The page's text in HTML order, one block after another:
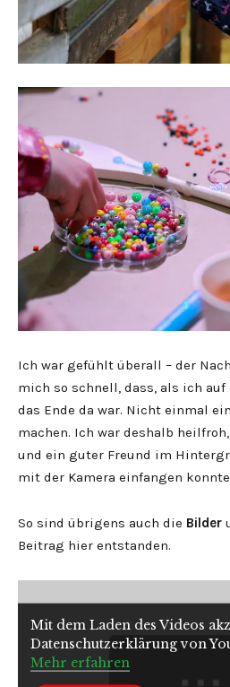
Ich war gefühlt überall – der
mich so schnell, dass, als ich auf
das Ende da war. Nicht einmal
machen. Ich war deshalb
und ein guter Freund im
mit der Kamera einfangen
So sind übrigens auch die Bilder
Beitrag hier entstanden.
Mit dem Laden des Videos
Datenschutzerklärung von
Mehr erfahren